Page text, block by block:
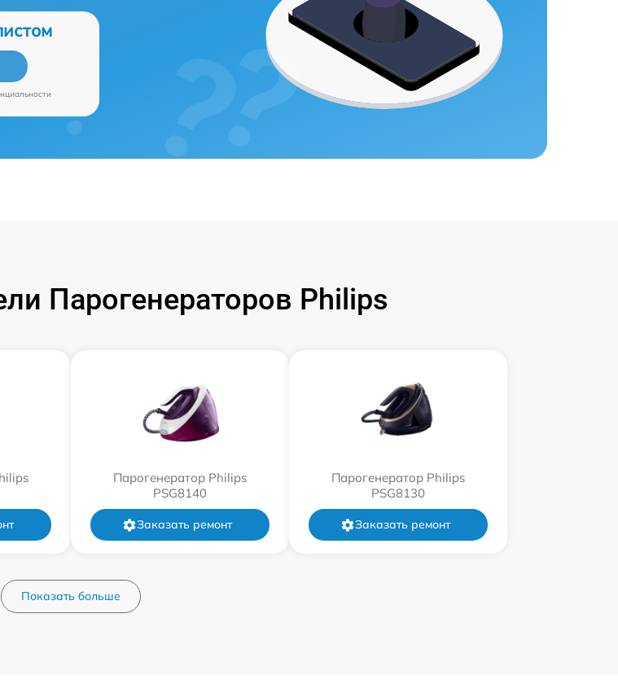
Парогенераторов Philips
Парогенератор Philips
PSG8140
Заказать ремонт
Парогенератор Philips
PSG8130
Заказать ремонт
Показать больше